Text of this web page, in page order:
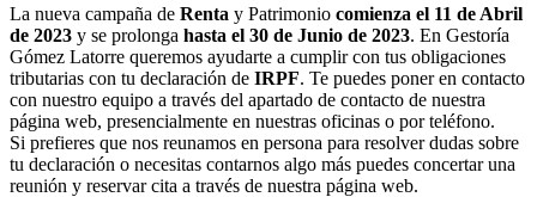
La nueva campaña de Renta y Patrimonio comienza el 11 de Abril
de 2023 y se prolonga hasta el 30 de Junio de 2023. En Gestoría
Gómez Latorre queremos ayudarte a cumplir con tus obligaciones
tributarias con tu declaración de IRPF. Te puedes poner en contacto
con nuestro equipo a través del apartado de contacto de nuestra
página web, presencialmente en nuestras oficinas o por teléfono.
Si prefieres que nos reunamos en persona para resolver dudas sobre
tu declaración o necesitas contarnos algo más puedes concertar una
reunión y reservar cita a través de nuestra página web.